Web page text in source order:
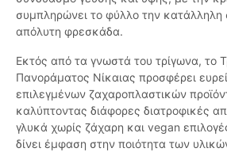
συμπληρώνει το φύλλο την κατάλληλη
απόλυτη φρεσκάδα.
Εκτός από τα γνωστά του τρίγωνα, το
Πανοράματος Νίκαιας προσφέρει
επιλεγμένων ζαχαροπλαστικών
καλύπτοντας διάφορες διατροφικές
γλυκά χωρίς ζάχαρη και vegan
δίνει έμφαση στην ποιότητα των